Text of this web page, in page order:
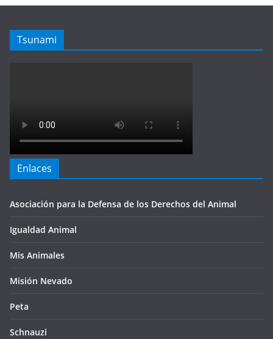
Tsunami
Enlaces
Asociación para la Defensa de los Derechos del Animal
Igualdad Animal
Mis Animales
Misión Nevado
Peta
Schnauzi